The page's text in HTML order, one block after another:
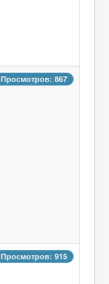
Просмотров: 867
Просмотров: 915